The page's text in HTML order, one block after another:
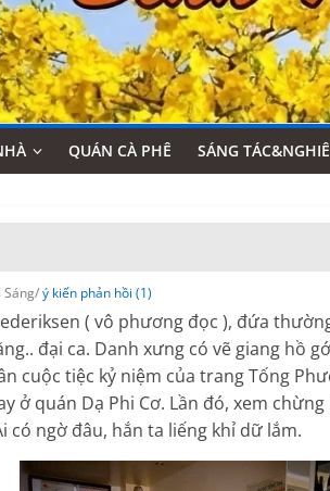
QUÁN CÀ PHÊ SÁNG
Sáng/ý kiến phản hồi (1)
( vô phương đọc ), đứa
đại ca. Danh xưng có vẽ giang hồ
cuộc tiệc kỷ niệm của trang Tống
ở quán Dạ Phi Cơ. Lần đó, xem
có ngờ đâu, hắn ta liếng khỉ dữ lắm.